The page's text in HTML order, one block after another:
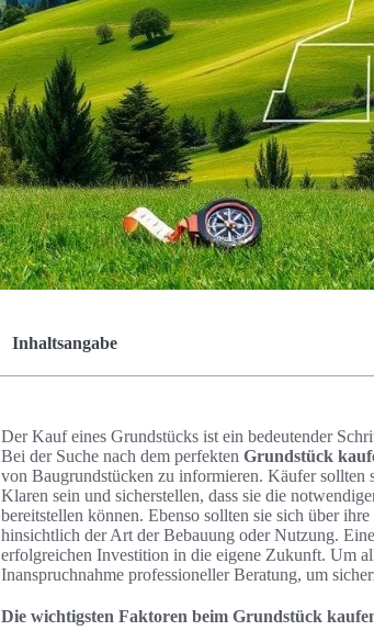
Inhaltsangabe
Der Kauf eines Grundstücks ist ein bedeutender
Bei der Suche nach dem perfekten Grundstück
von Baugrundstücken zu informieren. Käufer
Klaren sein und sicherstellen, dass sie die
bereitstellen können. Ebenso sollten sie sich über
hinsichtlich der Art der Bebauung oder Nutzung.
erfolgreichen Investition in die eigene Zukunft. Um
Inanspruchnahme professioneller Beratung, um
Die wichtigsten Faktoren beim Grundstück